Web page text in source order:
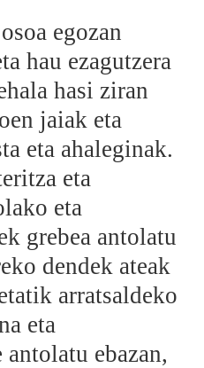
egozan
hau ezagutzera
hasi ziran
jaiak eta
eta ahaleginak.
eta
eta
grebea antolatu
dendek ateak
arratsaldeko
eta
ebazan,